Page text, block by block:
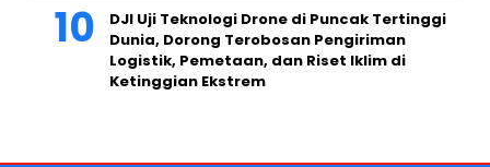
DJI Uji Teknologi Drone di Puncak Tertinggi
Dunia, Dorong Terobosan Pengiriman
Logistik, Pemetaan, dan Riset Iklim di
Ketinggian Ekstrem